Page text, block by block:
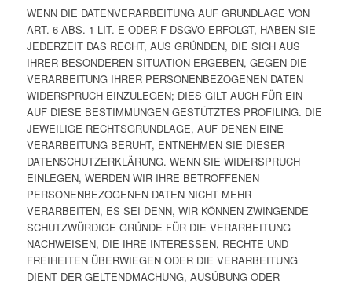
WENN DIE DATENVERARBEITUNG AUF GRUNDLAGE VON
ART. 6 ABS. 1 LIT. E ODER F DSGVO ERFOLGT, HABEN SIE
JEDERZEIT DAS RECHT, AUS GRÜNDEN, DIE SICH AUS
IHRER BESONDEREN SITUATION ERGEBEN, GEGEN DIE
VERARBEITUNG IHRER PERSONENBEZOGENEN DATEN
WIDERSPRUCH EINZULEGEN; DIES GILT AUCH FÜR EIN
AUF DIESE BESTIMMUNGEN GESTÜTZTES PROFILING. DIE
JEWEILIGE RECHTSGRUNDLAGE, AUF DENEN EINE
VERARBEITUNG BERUHT, ENTNEHMEN SIE DIESER
DATENSCHUTZERKLÄRUNG. WENN SIE WIDERSPRUCH
EINLEGEN, WERDEN WIR IHRE BETROFFENEN
PERSONENBEZOGENEN DATEN NICHT MEHR
VERARBEITEN, ES SEI DENN, WIR KÖNNEN ZWINGENDE
SCHUTZWÜRDIGE GRÜNDE FÜR DIE VERARBEITUNG
NACHWEISEN, DIE IHRE INTERESSEN, RECHTE UND
FREIHEITEN ÜBERWIEGEN ODER DIE VERARBEITUNG
DIENT DER GELTENDMACHUNG, AUSÜBUNG ODER